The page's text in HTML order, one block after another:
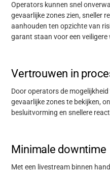
Over
Carrière
Mediabank
Operators kunnen snel
gevaarlijke zones zien, sneller
aanhouden ten opzichte van
garant staan voor een veiligere
Vertrouwen in
Dooroperators de
gevaarlijke zones te bekijken,
besluitvorming en snellere
Minimale downtime
Meteen livestream binnen